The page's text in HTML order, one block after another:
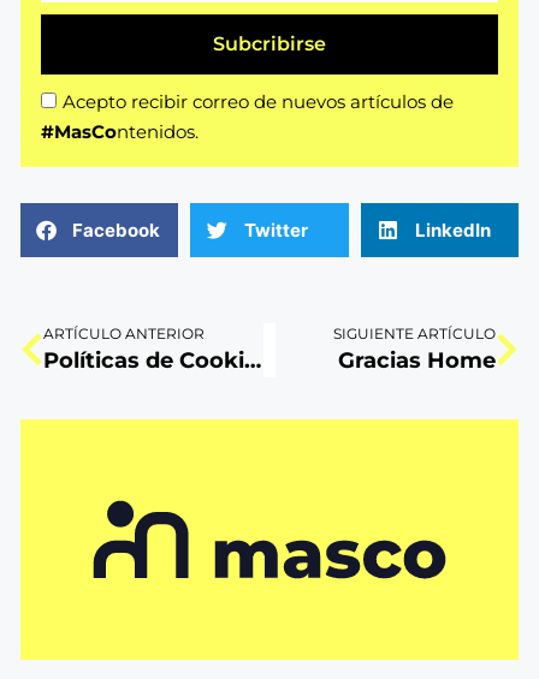
Acepto recibir correo de nuevos artículos de
#MasContenidos.
Subcribirse
Facebook Twitter LinkedIn
ARTÍCULO ANTERIOR
Políticas de Cookies
SIGUIENTE ARTÍCULO
Gracias Home